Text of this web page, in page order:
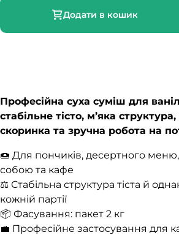
Додати в кошик
Професійна суха суміш для
стабільне тісто, м’яка
скоринка та зручна робота на
🍩 Для пончиків, десертного меню,
собою та кафе
⚖️ Стабільна структура тіста й
кожній партії
📦 Фасування: пакет 2 кг
💼 Професійне застосування для